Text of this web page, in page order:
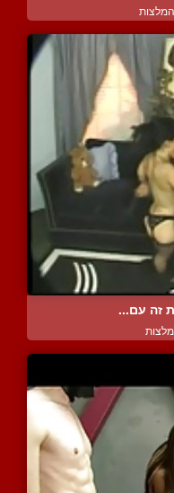
זה עם...